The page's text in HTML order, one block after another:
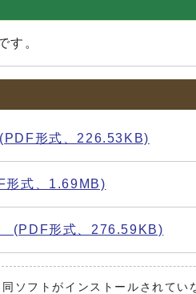
す。
形式、226.53KB)
形式、1.69MB)
(PDF形式、276.59KB)
フトがインストールされてい